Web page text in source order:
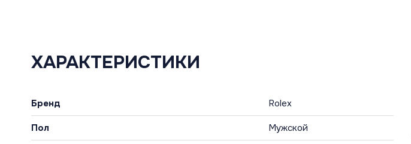
ХАРАКТЕРИСТИКИ
Бренд Rolex
Пол Мужской